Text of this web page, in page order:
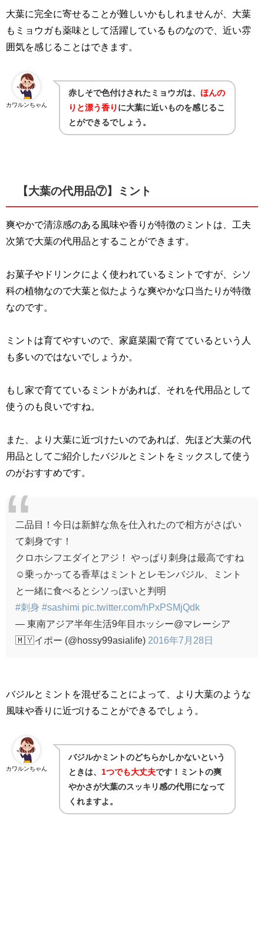
大葉に完全に寄せることが難しいかもしれませんが、大葉
もミョウガも薬味として活躍しているものなので、近い雰
囲気を感じることはできます。
カワルンちゃん
赤しそで色付けされたミョウガは、ほんの
りと漂う香り に大葉に近いものを感じるこ
とができるでしょう。
【大葉の代用品⑦】ミント
爽やかで清涼感のある風味や香りが特徴のミントは、工夫
次第で大葉の代用品とすることができます。
お菓子やドリンクによく使われているミントですが、シソ
科の植物なので大葉と似たような爽やかな口当たりが特徴
なのです。
ミントは育てやすいので、家庭菜園で育てているという人
も多いのではないでしょうか。
もし家で育てているミントがあれば、それを代用品として
使うのも良いですね。
また、より大葉に近づけたいのであれば、先ほど大葉の代
用品としてご紹介したバジルとミントをミックスして使う
のがおすすめです。
二品目！今日は新鮮な魚を仕入れたので相方がさばい
て刺身です！
クロホシフエダイとアジ！ やっぱり刺身は最高ですね
☺️乗っかってる香草はミントとレモンバジル、ミント
と一緒に食べるとシソっぽいと判明
#刺身 #sashimi pic.twitter.com/hPxPSMjQdk
— 東南アジア半年生活9年目ホッシー@マレーシア
🇲🇾イポー (@hossy99asialife) 2016年7月28日
バジルとミントを混ぜることによって、より大葉のような
風味や香りに近づけることができるでしょう。
カワルンちゃん
バジルかミントのどちらかしかないという
ときは、 1つでも大丈夫です！ミントの爽
やかさが大葉のスッキリ感の代用になって
くれますよ。